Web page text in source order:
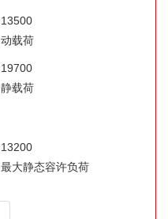
13500
动载荷
19700
静载荷
13200
最大静态容许负荷